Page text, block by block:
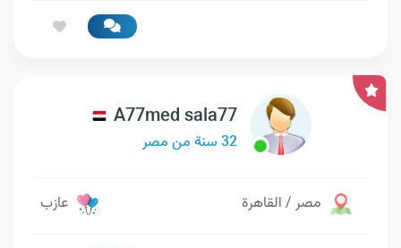
A77med sala77
32 سنة من مصر
مصر / القاهرة عازب